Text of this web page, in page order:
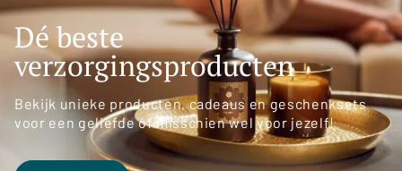
Dé beste
verzorgingsproducten
Bekijk unieke producten, cadeaus en geschenksets
voor een geliefde óf misschien wel voor jezelf!